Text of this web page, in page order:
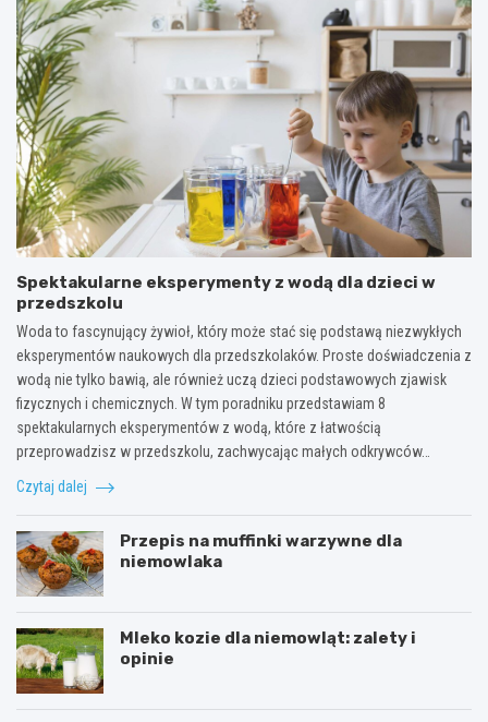
Spektakularne eksperymenty z wodą dla dzieci w
przedszkolu
Woda to fascynujący żywioł, który może stać się podstawą niezwykłych
eksperymentów naukowych dla przedszkolaków. Proste doświadczenia z
wodą nie tylko bawią, ale również uczą dzieci podstawowych zjawisk
fizycznych i chemicznych. W tym poradniku przedstawiam 8
spektakularnych eksperymentów z wodą, które z łatwością
przeprowadzisz w przedszkolu, zachwycając małych odkrywców…
Czytaj dalej
Przepis na muffinki warzywne dla
niemowlaka
Mleko kozie dla niemowląt: zalety i
opinie